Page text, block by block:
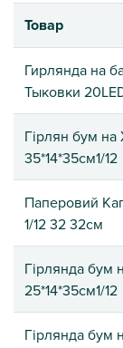
Товар
Гирлянда на
Тыковки
Гірлян бум
35*14*35см1/12
Паперовий
1/12 32 32см
Гірлянда бум
25*14*35см1/12
Гірлянда бум